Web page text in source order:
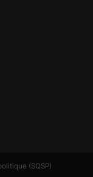
(SQSP)